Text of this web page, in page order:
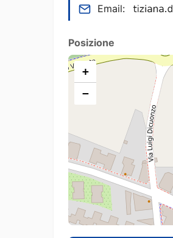
Email:
Posizione
+
−